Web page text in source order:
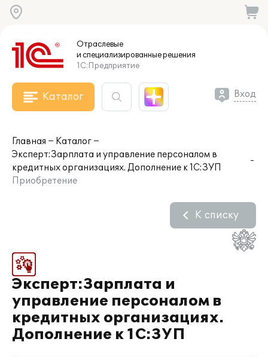
Отраслевые
и специализированныерешения
1С:Предприятие
Каталог Вход
Главная
Каталог
Эксперт:Зарплата и управление персоналом в
кредитных организациях. Дополнение к 1С:ЗУП
Приобретение
Эксперт:Зарплата и
управление персоналом в
кредитных организациях.
Дополнение к 1С:ЗУП
К списку